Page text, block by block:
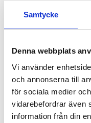
Samtycke
Denna webbplats
Vi använder
och annonserna till
för sociala medier
vidarebefordrar även
information från din
INFO
RELATERADE